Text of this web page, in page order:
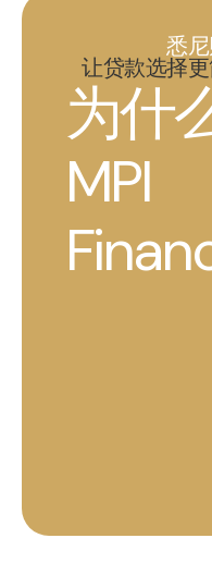
悉
让贷款选择
为什
MPI